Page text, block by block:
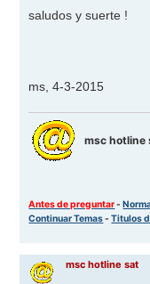
saludos y suerte !
ms, 4-3-2015
msc hotline
Antes de preguntar-
Continuar Temas-Titulos
msc hotline sat